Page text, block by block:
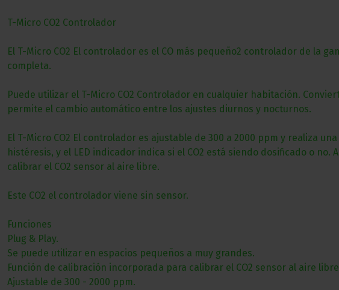
T-Micro CO2 Controlador
El T-Micro CO2 El controlador es el CO más pequeño2 controlador de la
completa.
Puede utilizar el T-Micro CO2 Controlador en cualquier habitación.
permite el cambio automático entre los ajustes diurnos y nocturnos.
El T-Micro CO2 El controlador es ajustable de 300 a 2000 ppm y realiza
histéresis, y el LED indicador indica si el CO2 está siendo dosificado o
calibrar el CO2 sensor al aire libre.
Este CO2 el controlador viene sin sensor.
Funciones
Plug & Play.
Se puede utilizar en espacios pequeños a muy grandes.
Función de calibración incorporada para calibrar el CO2 sensor al aire
Ajustable de 300 - 2000 ppm.